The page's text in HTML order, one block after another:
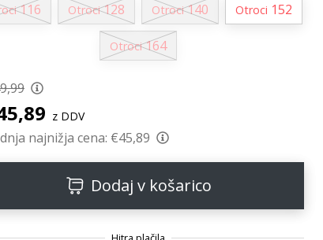
116 Otroci 128 Otroci 140 Otroci 152
Otroci 164
z DDV
najnižja cena: €45,89
Dodaj v košarico